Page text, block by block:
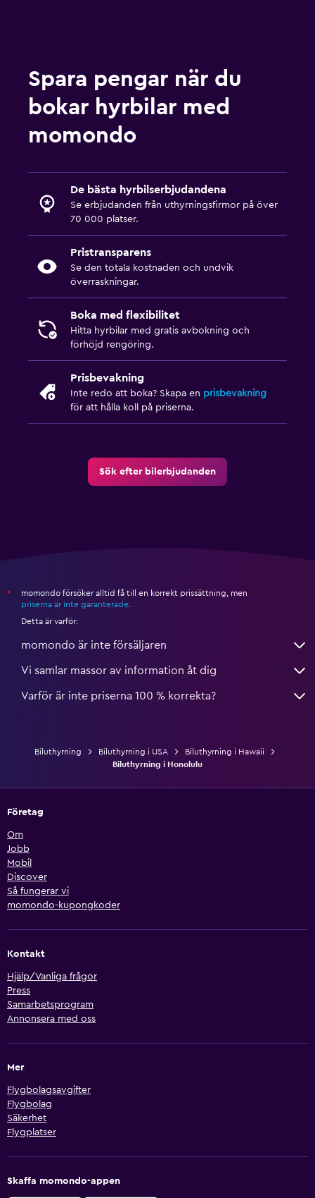
Spara pengar när du
bokar hyrbilar med
momondo
De bästa hyrbilserbjudandena
Se erbjudanden från uthyrningsfirmor på över
70 000 platser.
Pristransparens
Se den totala kostnaden och undvik
överraskningar.
Boka med flexibilitet
Hitta hyrbilar med gratis avbokning och
förhöjd rengöring.
Prisbevakning
Inte redo att boka? Skapa en prisbevakning
för att hålla koll på priserna.
Sök efter bilerbjudanden
*
momondo försöker alltid få till en korrekt prissättning, men
priserna är inte garanterade
Detta är varför:
momondo är inte försäljaren
Vi samlar massor av information åt dig
Varför är inte priserna 100 % korrekta?
Biluthyrning Biluthyrning i USA
Biluthyrning i Hawaii
Biluthyrning i Honolulu
Företag
Om
Jobb
Mobil
Discover
Så fungerar vi
momondo-kupongkoder
Kontakt
Hjälp/Vanliga frågor
Press
Samarbetsprogram
Annonsera med oss
Mer
Flygbolagsavgifter
Flygbolag
Säkerhet
Flygplatser
Skaffa momondo-appen